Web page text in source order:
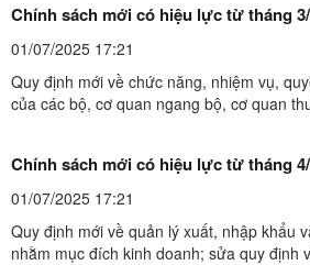
về Kiểm lâm và Lực lượng chuyên trách
Chính sách mới có hiệu lực từ tháng
01/07/2025 17:21
Quy định mới về chức năng, nhiệm vụ,
của các bộ, cơ quan ngang bộ, cơ quan
quyền hạn, cơ cấu tổ chức của các bộ, cơ
Chính sách mới có hiệu lực từ tháng
01/07/2025 17:21
Quy định mới về quản lý xuất, nhập khẩu
nhằm mục đích kinh doanh; sửa quy định